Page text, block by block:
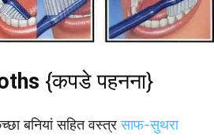
{कपडे पहनना}
बनियां सहित वस्त्रसाफ-सुथरा